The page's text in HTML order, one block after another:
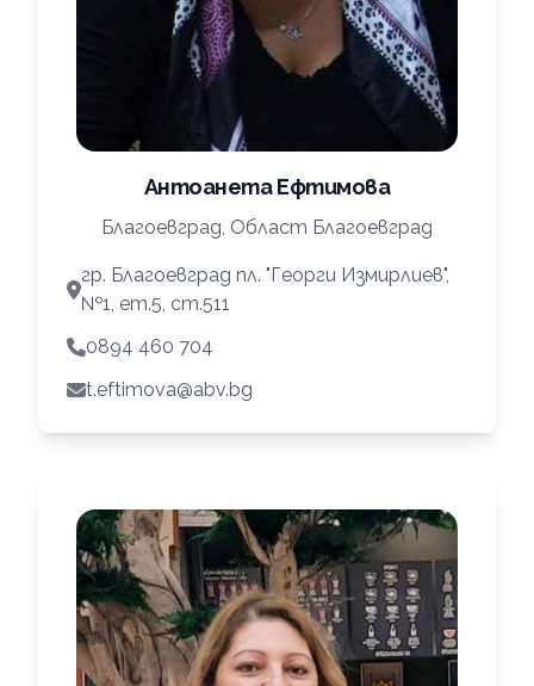
Антоанета Ефтимова
Благоевград, Област Благоевград
гр. Благоевград пл. "Георги Измирлиев",
№1, ет.5, ст.511
0894 460 704
t.eftimova@abv.bg